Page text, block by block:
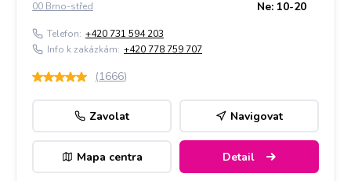
00 Brno-střed
Ne: 10-20
Telefon: +420 731 594 203
Info k zakázkám: +420 778 759 707
(1666)
Zavolat Navigovat
Mapa centra Detail